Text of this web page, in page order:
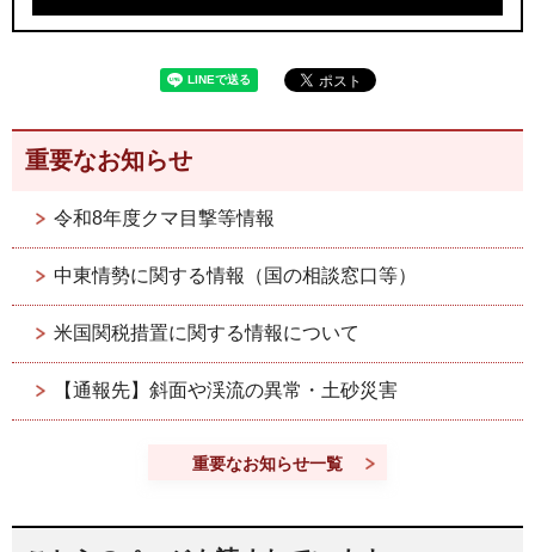
重要なお知らせ
令和8年度クマ目撃等情報
中東情勢に関する情報（国の相談窓口等）
米国関税措置に関する情報について
【通報先】斜面や渓流の異常・土砂災害
重要なお知らせ一覧